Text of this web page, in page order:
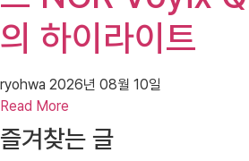
의 하이라이트
ryohwa 2026년 08월 10일
Read More
즐겨찾는 글